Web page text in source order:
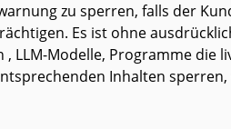
zu sperren, falls der
Es ist ohne
Modelle, Programme die
Inhalten